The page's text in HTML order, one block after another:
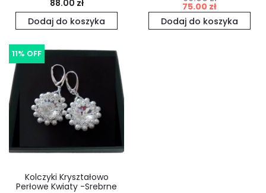
88.00 zł
Dodaj do koszyka
Pierwotna
cena
75.00 zł
Aktualna
cena
Dodaj do koszyka
11% OFF
Kolczyki Kryształowo
Perłowe Kwiaty -Srebrne